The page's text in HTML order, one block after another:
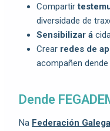
Compartir
diversidade de
Sensibilizar á
Crear redes de
acompañen
Dende
Na Federación